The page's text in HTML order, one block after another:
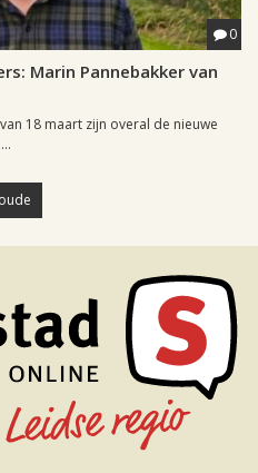
0
Marin Pannebakker van
18 maart zijn overal de nieuwe